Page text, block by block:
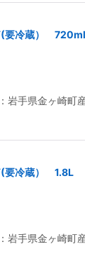
要冷蔵） 720ml
：岩手県金
要冷蔵） 1.8L
：岩手県金